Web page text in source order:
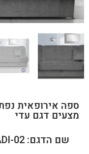
ספה אירופאית
מצעים דגם עדי
שם הדגם: ADI-02